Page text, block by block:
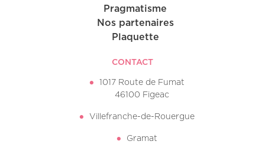
Pragmatisme
Nos partenaires
Plaquette
CONTACT
1017 Route de Fumat
46100 Figeac
Villefranche-de-Rouergue
Gramat